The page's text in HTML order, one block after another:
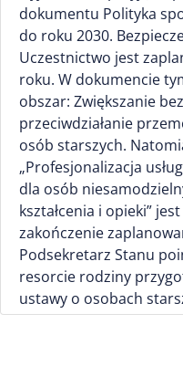
dokumentu Polityka
do roku 2030.
Uczestnictwo jest
roku. W dokumencie
obszar: Zwiększanie
przeciwdziałanie
osób starszych.
„Profesjonalizacja
dla osób
kształcenia i opieki”
zakończenie
Podsekretarz Stanu
resorcie rodziny
ustawy o osobach